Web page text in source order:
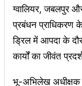
ग्वालियर, जबलपुर
प्रबंधन प्राधिकरण
ड्रिल में आपदा के
कार्यों का जीवंत
भू-अभिलेख अधीक्षक